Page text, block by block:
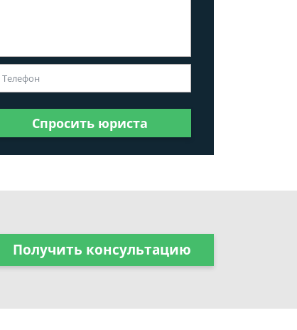
Спросить юриста
Получить консультацию